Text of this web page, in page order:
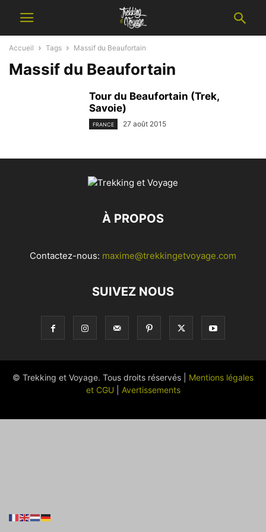
Accueil Tags Massif du Beaufortain
Massif du Beaufortain
Tour du Beaufortain (Trek,
Savoie)
FRANCE 27 août 2015
À PROPOS
Contactez-nous: maxime@trekkingetvoyage.com
SUIVEZ NOUS
© Trekking et Voyage. Tous droits réservés | Mentions légales
et CGU
Avertissements